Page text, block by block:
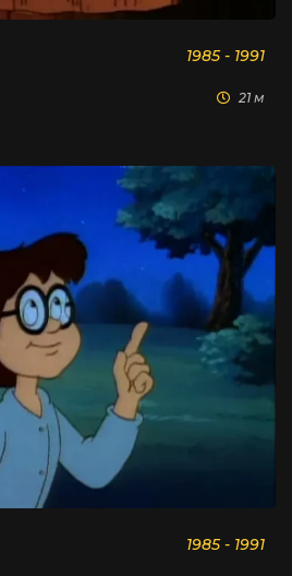
1985 - 1991
21 м
1985 - 1991